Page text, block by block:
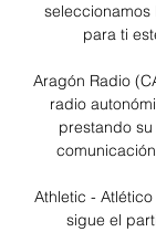
seleccionamos
para ti
Aragón Radio
radio
prestando
Athletic -
sigue el